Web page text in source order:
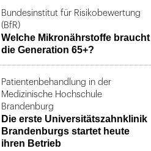
Bundesinstitut für Risikobewertung
(BfR)
Welche Mikronährstoffe braucht
die Generation 65+?
Patientenbehandlung in der
Medizinische Hochschule
Brandenburg
Die erste Universitätszahnklinik
Brandenburgs startet heute
ihren Betrieb